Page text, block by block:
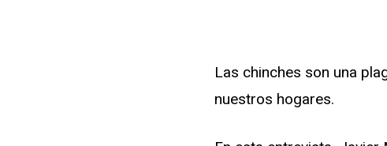
Las chinches son una
nuestros hogares.